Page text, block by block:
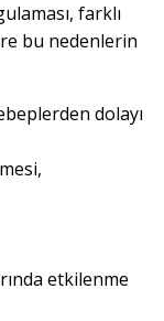
farklı
bu nedenlerin
dolayı
etkilenme